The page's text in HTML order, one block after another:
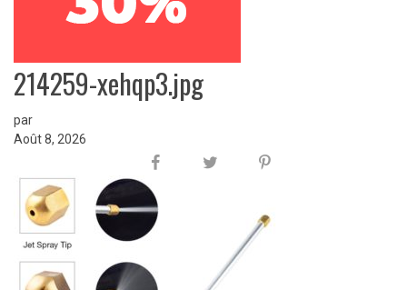
214259-xehqp3.jpg
par
Août 8, 2026